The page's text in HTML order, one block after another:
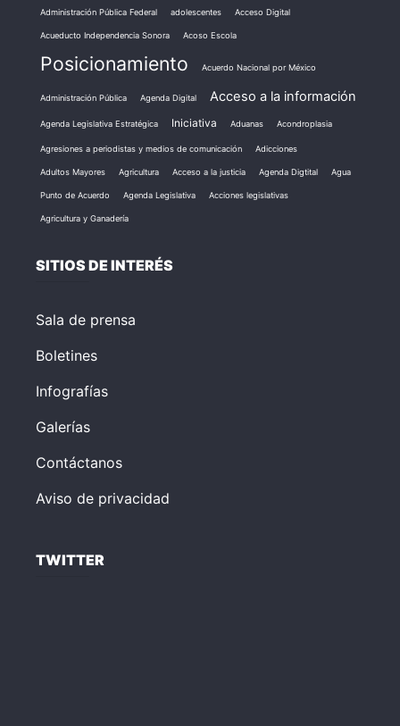
Administración Pública Federal adolescentes Acceso Digital
Acueducto Independencia Sonora Acoso Escola
Posicionamiento Acuerdo Nacional por México
Administración Pública Agenda Digital Acceso a la información
Agenda Legislativa Estratégica Iniciativa Aduanas Acondroplasia
Agresiones a periodistas y medios de comunicación Adicciones
Adultos Mayores Agricultura Acceso a la justicia Agenda Digtital Agua
Punto de Acuerdo Agenda Legislativa Acciones legislativas
Agricultura y Ganadería
SITIOS DE INTERÉS
Sala de prensa
Boletines
Infografías
Galerías
Contáctanos
Aviso de privacidad
TWITTER